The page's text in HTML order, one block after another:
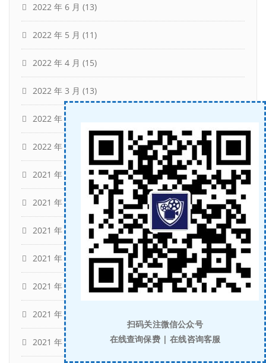
2022 年 6 月 (13)
2022 年 5 月 (11)
2022 年 4 月 (15)
2022 年 3 月 (13)
2022 年 2 月
2022 年 1 月
2021 年 12 月 (12)
2021 年 11 月 (16)
2021 年 10 月 (14)
2021 年 9 月 (11)
2021 年 8 月 (17)
2021 年 6 月
2021 年 5 月
扫码关注微信公众号
在线查询保费 | 在线咨询客服